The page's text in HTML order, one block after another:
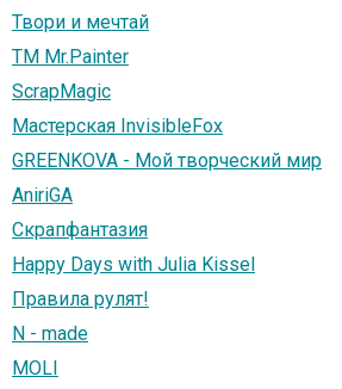
Твори и мечтай
ТМ Mr.Painter
ScrapMagic
Мастерская InvisibleFox
GREENKOVA - Мой творческий мир
AniriGA
Скрапфантазия
Happy Days with Julia Kissel
Правила рулят!
N - made
MOLI